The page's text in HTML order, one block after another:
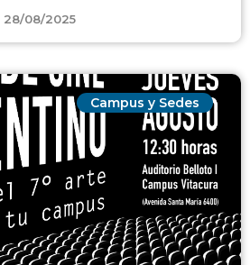
28/08/2025
Campus y Sedes